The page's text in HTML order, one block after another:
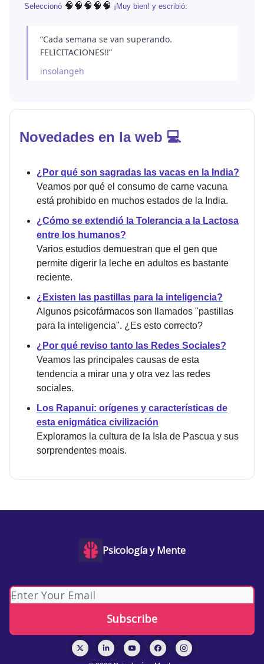
Seleccionó 🧠🧠🧠🧠🧠 ¡Muy bien! y escribió:
“Cada semana se van superando.
FELICITACIONES!!”
insolangeh
Novedades en la web 💻
¿Por qué son sagradas las vacas en la India?
Veamos por qué el consumo de carne vacuna
está prohibido en muchos estados de la India.
¿Cómo se extendió la Tolerancia a la Lactosa
entre los humanos?
Varios estudios demuestran que el gen que
permite digerir la leche en adultos es bastante
reciente.
¿Existen las pastillas para la inteligencia?
Algunos psicofármacos son llamados "pastillas
para la inteligencia". ¿Es esto correcto?
¿Por qué reviso tanto las Redes Sociales?
Veamos las principales causas de esta
tendencia a mirar una y otra vez las redes
sociales.
Los Rapanui: orígenes y características de
esta enigmática civilización
Exploramos la cultura de la Isla de Pascua y sus
sorprendentes moais.
Psicología y Mente